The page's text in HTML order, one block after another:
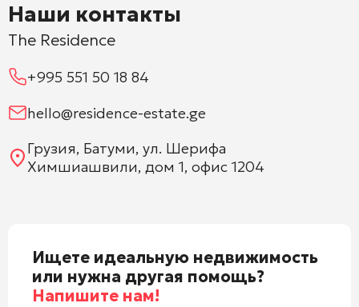
Наши контакты
The Residence
+995 551 50 18 84
hello@residence-estate.ge
Грузия, Батуми, ул. Шерифа
Химшиашвили, дом 1, офис 1204
Ищете идеальную недвижимость
или нужна другая помощь?
Напишите нам!